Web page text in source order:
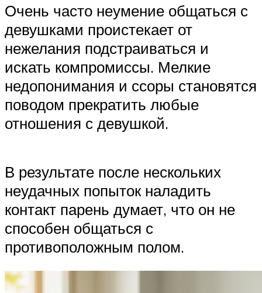
Очень часто неумение общаться с
девушками проистекает от
нежелания подстраиваться и
искать компромиссы. Мелкие
недопонимания и ссоры становятся
поводом прекратить любые
отношения с девушкой.
В результате после нескольких
неудачных попыток наладить
контакт парень думает, что он не
способен общаться с
противоположным полом.